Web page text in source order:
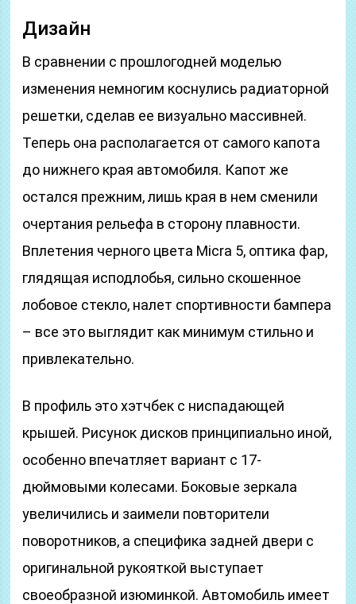
Дизайн
В сравнении с прошлогодней моделью
изменения немногим коснулись радиаторной
решетки, сделав ее визуально массивней.
Теперь она располагается от самого капота
до нижнего края автомобиля. Капот же
остался прежним, лишь края в нем сменили
очертания рельефа в сторону плавности.
Вплетения черного цвета Micra 5, оптика фар,
глядящая исподлобья, сильно скошенное
лобовое стекло, налет спортивности бампера
– все это выглядит как минимум стильно и
привлекательно.
В профиль это хэтчбек с ниспадающей
крышей. Рисунок дисков принципиально иной,
особенно впечатляет вариант с 17-
дюймовыми колесами. Боковые зеркала
увеличились и заимели повторители
поворотников, а специфика задней двери с
оригинальной рукояткой выступает
своеобразной изюминкой. Автомобиль имеет